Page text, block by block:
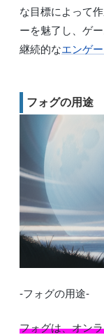
な目標によって
ーを魅了し、ゲ
継続的なエンゲ
フォグの用途
-フォグの用途-
フォグは、オン